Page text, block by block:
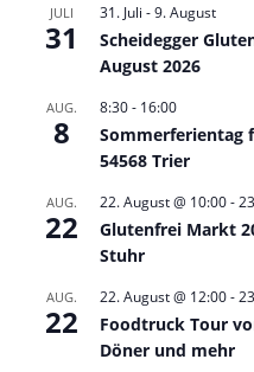
JULI
31
31. Juli -9. August
Scheidegger
August 2026
AUG.
8
8:30- 16:00
Sommerferientag
54568 Trier
AUG.
22
22. August @ 10:00-
Glutenfrei Markt
Stuhr
AUG.
22
22. August @ 12:00-
Foodtruck Tour
Döner und mehr